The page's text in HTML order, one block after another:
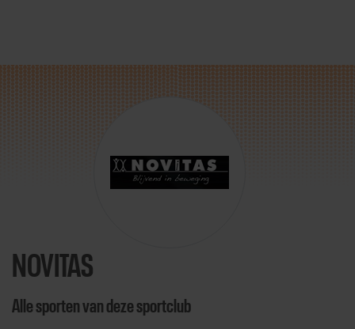
NOVITAS
Alle sporten van deze sportclub